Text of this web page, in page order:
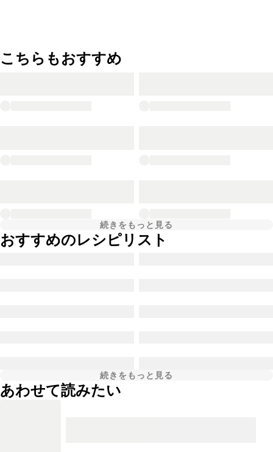
こちらもおすすめ
続きをもっと見る
おすすめのレシピリスト
続きをもっと見る
あわせて読みたい